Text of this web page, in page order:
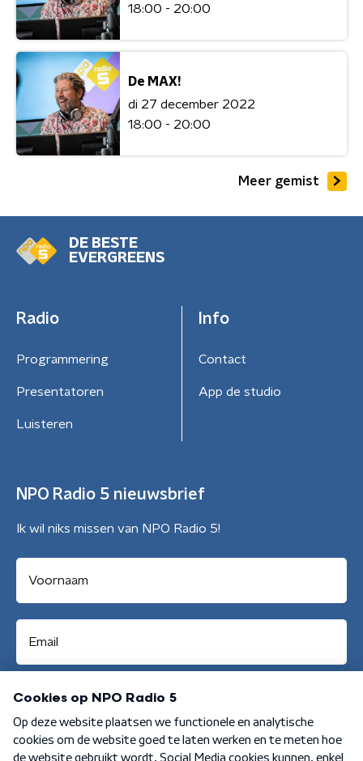
18:00 - 20:00
De MAX!
di 27 december 2022
18:00 - 20:00
Meer gemist
DE BESTE
EVERGREENS
Radio
Programmering
Presentatoren
Luisteren
Info
Contact
App de studio
NPO Radio 5 nieuwsbrief
Ik wil niks missen van NPO Radio 5!
Aanmelden